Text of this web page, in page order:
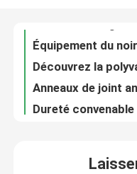
Contrôle de la
Contact